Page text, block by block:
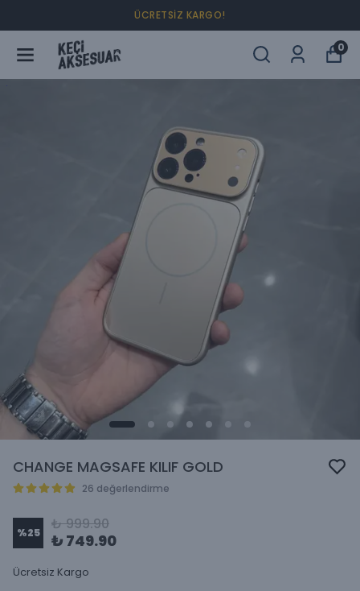
4 AL 2 ÖDE !
0
CHANGE MAGSAFE KILIF GOLD
26 değerlendirme
%25 ₺ 999.90
₺ 749.90
Ücretsiz Kargo